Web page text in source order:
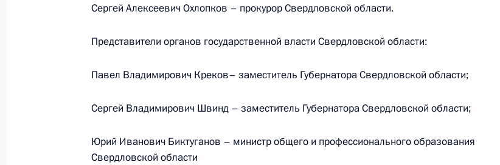
Российской Федерации по социально-экономическому сотрудничеству
Абхазия и Республикой Южная Осетия Олегом Говоруном в Приёмной Президента
8 мая 2018 года, 21:25
О ходе исполнения поручения, данного по итогам личного приема в режиме видео-
конференц-связи жителя Ярославской области, проведенного по поручению
Сергей Алексеевич Охлопков – прокурор Свердловской области.
Представители органов государственной власти Свердловской области:
Павел Владимирович Креков– заместитель Губернатора Свердловской области;
Сергей Владимирович Швинд – заместитель Губернатора Свердловской области;
Юрий Иванович Биктуганов – министр общего и профессионального образования
Свердловской области